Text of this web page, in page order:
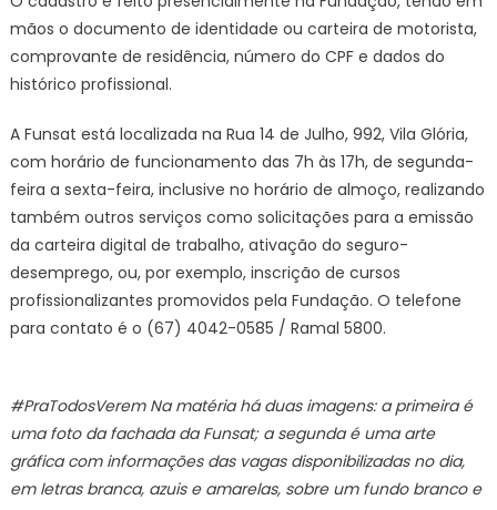
mãos o documento de identidade ou carteira de motorista,
comprovante de residência, número do CPF e dados do
histórico profissional.
A Funsat está localizada na Rua 14 de Julho, 992, Vila Glória,
com horário de funcionamento das 7h às 17h, de segunda-
feira a sexta-feira, inclusive no horário de almoço, realizando
também outros serviços como solicitações para a emissão
da carteira digital de trabalho, ativação do seguro-
desemprego, ou, por exemplo, inscrição de cursos
profissionalizantes promovidos pela Fundação. O telefone
para contato é o (67) 4042-0585 / Ramal 5800.
#PraTodosVerem Na matéria há duas imagens: a primeira é
uma foto da fachada da Funsat; a segunda é uma arte
gráfica com informações das vagas disponibilizadas no dia,
em letras branca, azuis e amarelas, sobre um fundo branco e